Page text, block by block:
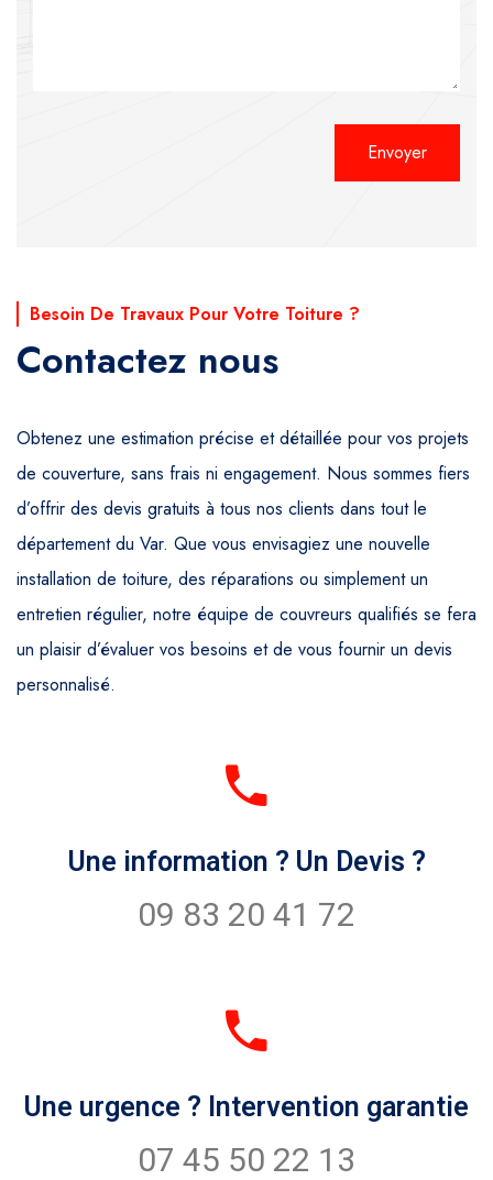
Besoin De Travaux Pour Votre Toiture ?
Contactez nous
Obtenez une estimation précise et détaillée pour vos projets
de couverture, sans frais ni engagement. Nous sommes fiers
d’offrir des devis gratuits à tous nos clients dans tout le
département du Var. Que vous envisagiez une nouvelle
installation de toiture, des réparations ou simplement un
entretien régulier, notre équipe de couvreurs qualifiés se fera
un plaisir d’évaluer vos besoins et de vous fournir un devis
personnalisé.
Une information ? Un Devis ?
09 83 20 41 72
Une urgence ? Intervention garantie
07 45 50 22 13